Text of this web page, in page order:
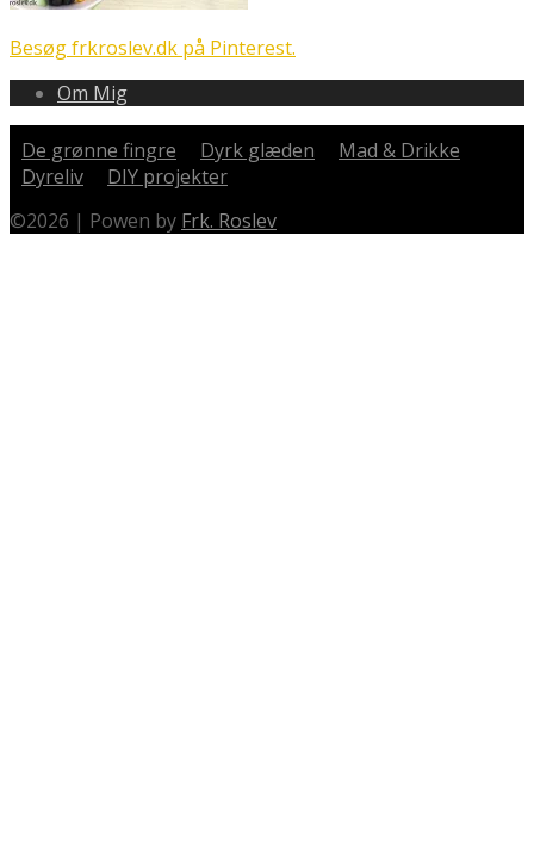
Besøg frkroslev.dk på Pinterest.
Om Mig
De grønne fingre Dyrk glæden
Mad & Drikke
Dyreliv
DIY projekter
©2026 | Powen by Frk. Roslev